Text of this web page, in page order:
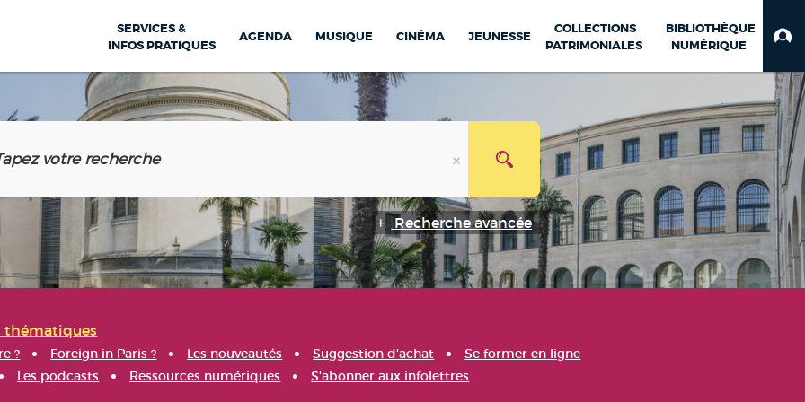
SERVICES &
INFOS PRATIQUES
AGENDA MUSIQUE CINÉMA JEUNESSE
COLLECTIONS
PATRIMONIALES
BIBLIOTHÈQUE
NUMÉRIQUE
Recherche avancée
thématiques
? Foreign in Paris ? Les nouveautés Suggestion d'achat
Se former en ligne
Les podcasts Ressources numériques S'abonner aux infolettres